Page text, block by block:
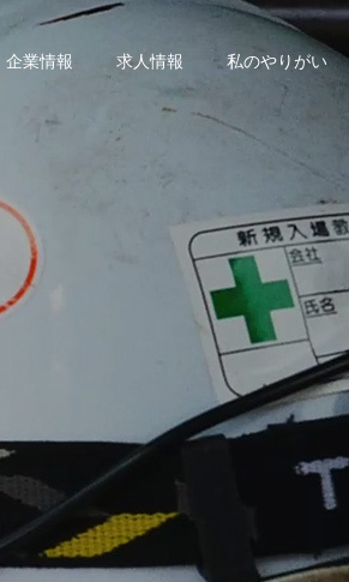
企業情報 求人情報 私のやりがい